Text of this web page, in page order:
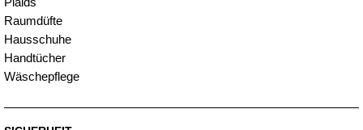
Raumdüfte
Hausschuhe
Handtücher
Wäschepflege